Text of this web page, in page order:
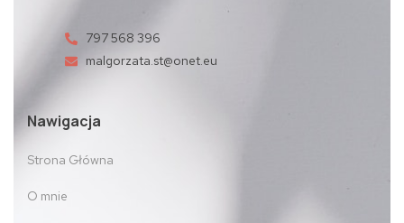
797 568 396
malgorzata.st@onet.eu
Nawigacja
Strona Główna
O mnie